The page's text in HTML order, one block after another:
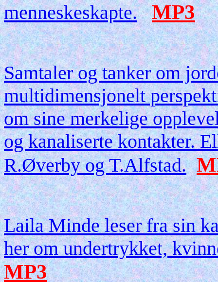
menneskeskapte.
MP3
Samtaler og tanker om
multidimensjonelt
om sine merkelige
og kanaliserte kontakter.
R.Øverby og T.Alfstad.
Laila Minde leser fra sin
her om undertrykket,
MP3